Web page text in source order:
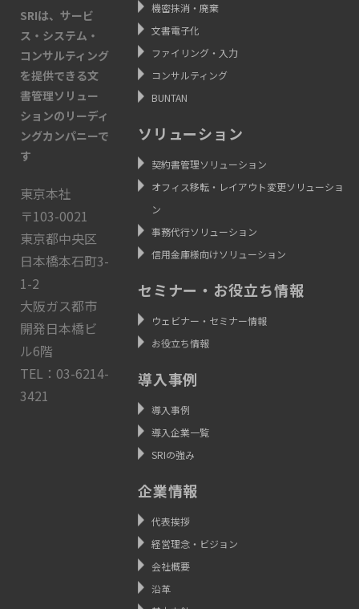
SRIは、サービ
ス・システム・
コンサルティング
を提供できる文
書管理ソリュー
ションのリーディ
ングカンパニーで
す
東京本社
〒103-0021
東京都中央区
日本橋本石町3-
1-2
大阪ガス都市
開発日本橋ビ
ル6階
TEL：03-6214-
3421
機密抹消・廃棄
文書電子化
ファイリング・入力
コンサルティング
BUNTAN
ソリューション
契約書管理ソリューション
オフィス移転・レイアウト変更ソリューショ
ン
事務代行ソリューション
信用金庫様向けソリューション
セミナー・お役立ち情報
ウェビナー・セミナー情報
お役立ち情報
導入事例
導入事例
導入企業一覧
SRIの強み
企業情報
代表挨拶
経営理念・ビジョン
会社概要
沿革